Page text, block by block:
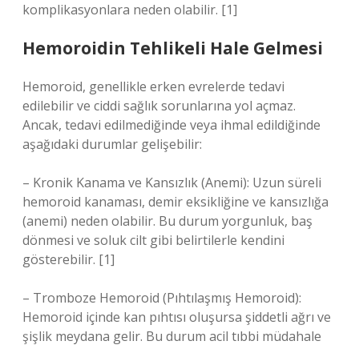
komplikasyonlara neden olabilir. [1]
Hemoroidin Tehlikeli Hale Gelmesi
Hemoroid, genellikle erken evrelerde tedavi
edilebilir ve ciddi sağlık sorunlarına yol açmaz.
Ancak, tedavi edilmediğinde veya ihmal edildiğinde
aşağıdaki durumlar gelişebilir:
– Kronik Kanama ve Kansızlık (Anemi): Uzun süreli
hemoroid kanaması, demir eksikliğine ve kansızlığa
(anemi) neden olabilir. Bu durum yorgunluk, baş
dönmesi ve soluk cilt gibi belirtilerle kendini
gösterebilir. [1]
– Tromboze Hemoroid (Pıhtılaşmış Hemoroid):
Hemoroid içinde kan pıhtısı oluşursa şiddetli ağrı ve
şişlik meydana gelir. Bu durum acil tıbbi müdahale